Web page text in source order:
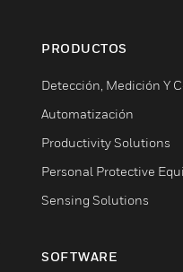
PRODUCTOS
Detección, Medición Y
Automatización
Productivity Solutions
Personal Protective
Sensing Solutions
SOFTWARE